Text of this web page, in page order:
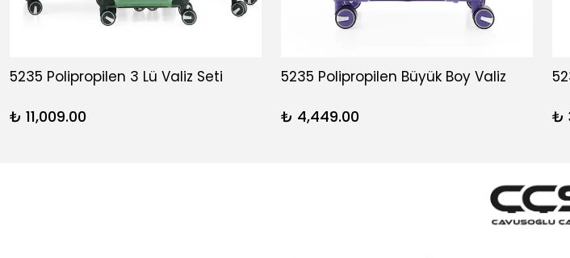
5235 Polipropilen 3 Lü Valiz Seti
₺ 11,009.00
5235 Polipropilen Büyük Boy Valiz
₺ 4,449.00 ₺